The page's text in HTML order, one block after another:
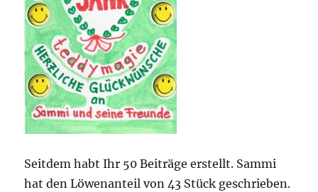
Seitdem habt Ihr 50 Beiträge erstellt. Sammi
hat den Löwenanteil von 43 Stück geschrieben.